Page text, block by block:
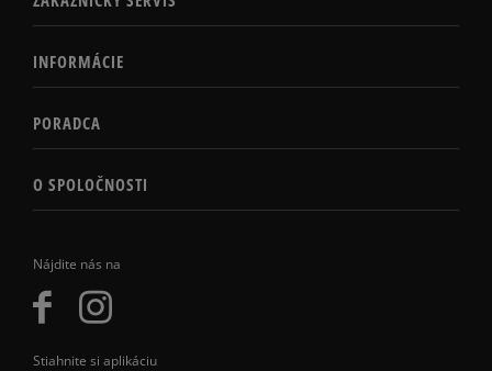
Nájdite nás na
Stiahnite si aplikáciu
INFORMÁCIE
PORADCA
O SPOLOČNOSTI